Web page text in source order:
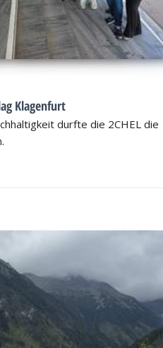
Klagenfurt
durfte die 2CHEL die